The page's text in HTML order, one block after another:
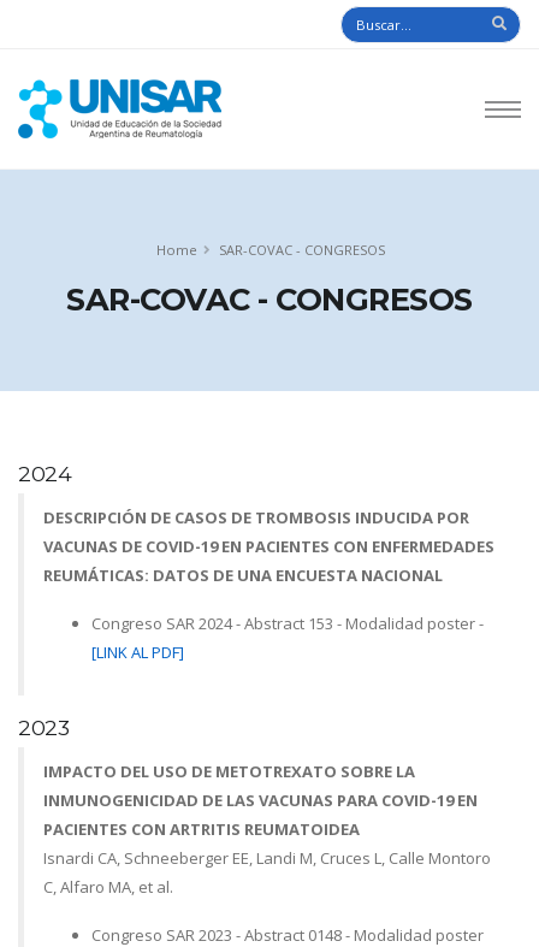
Home SAR-COVAC - CONGRESOS
SAR-COVAC - CONGRESOS
2024
DESCRIPCIÓN DE CASOS DE TROMBOSIS INDUCIDA POR
VACUNAS DE COVID-19 EN PACIENTES CON ENFERMEDADES
REUMÁTICAS: DATOS DE UNA ENCUESTA NACIONAL
Congreso SAR 2024 - Abstract 153 - Modalidad poster -
[LINK AL PDF]
2023
IMPACTO DEL USO DE METOTREXATO SOBRE LA
INMUNOGENICIDAD DE LAS VACUNAS PARA COVID-19 EN
PACIENTES CON ARTRITIS REUMATOIDEA
Isnardi CA, Schneeberger EE, Landi M, Cruces L, Calle Montoro
C, Alfaro MA, et al.
Congreso SAR 2023 - Abstract 0148 - Modalidad poster